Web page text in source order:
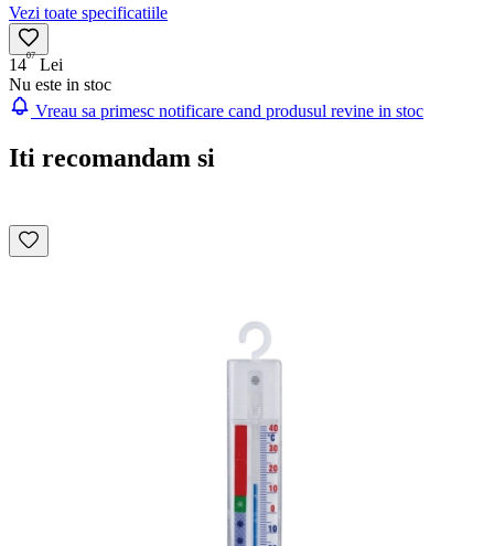
Vezi toate specificatiile
1407 Lei
Nu este in stoc
Vreau sa primesc notificare cand produsul revine in stoc
Iti recomandam si